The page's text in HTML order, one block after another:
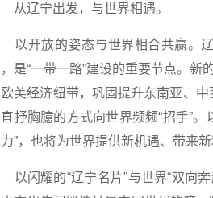
辽宁出发，与世界相遇。
开放的姿态与世界相合共赢。辽
是“一带一路”建设的重要节点。新
美经济纽带，巩固提升东南亚、
抒胸臆的方式向世界频频“招手”
”，也将为世界提供新机遇、带来新
闪耀的“辽宁名片”与世界“双向奔